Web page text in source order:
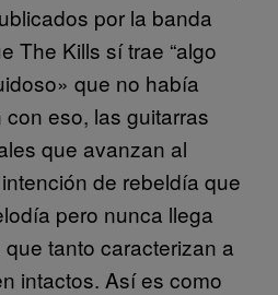
por la banda
The Kills sí trae “algo
que no había
eso, las guitarras
que avanzan al
de rebeldía que
pero nunca llega
tanto caracterizan a
intactos. Así es como